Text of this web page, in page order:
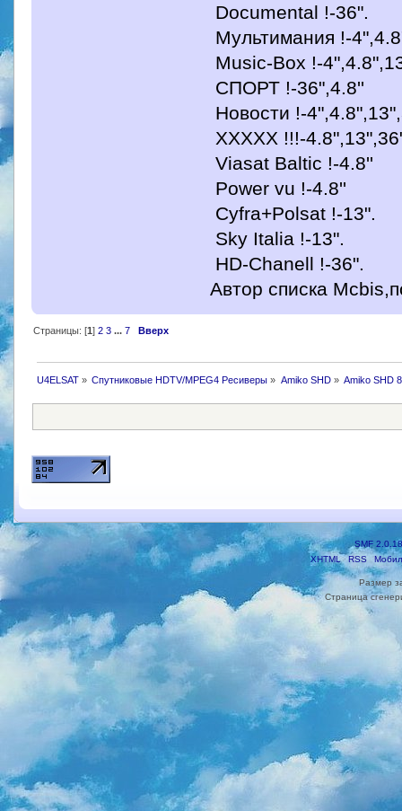
Documental !-36".
Мультимания !-
Music-Box !-
СПОРТ !-36",4.8''
Новости !-
XXXXX !!!-
Viasаt Baltic !-4.8''
Power vu !-4.8''
Cyfra+Polsat !-13".
Sky Italia !-13".
HD-Chanell !-36".
Автор списка
Страницы: [1] 2 3 ... 7 Вверх
U4ELSAT» Спутниковые HDTV/MPEG4 Ресиверы » Amiko SHD» Amiko SHD
SMF 2.0.18
XHTML
RSS
Размер
Страница